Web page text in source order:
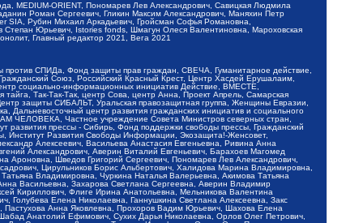
MEDIUM-ORIENT, Пономарев Лев Александрович, Савицкая Людмила
Роман Сергеевич, Гликин Максим Александрович, Маняхин Петр
Рубин Михаил Аркадьевич, Гройсман Софья Романовна,
Юрьевич, Istories fonds, Шмагун Олеся Валентиновна, Мароховская
Главный редактор 2021, Вега 2021
СПИДа, Фонд защиты прав граждан, СВЕЧА, Гуманитарное действие,
Союз, Российский Красный Крест, Центр Хасдей Ерушалаим,
социально-информационных инициатив Действие, ВМЕСТЕ,
Так-Так-Так, центр Сова, центр Анна, Проект Апрель, Самарская
защиты СИБАЛЬТ, Уральская правозащитная группа, Женщины Евразии,
Дальневосточный центр развития гражданских инициатив и социального
ЧЕЛОВЕКА, Частное учреждение Совета Министров северных стран,
прессы - Сибирь, Фонд поддержки свободы прессы, Гражданский
Институт Развития Свободы Информации, Экозащита!-Женсовет,
Алексеевич, Васильева Анастасия Евгеньевна, Ривина Анна
Александрович, Аверин Виталий Евгеньевич, Барахоев Магомед
Шведов Григорий Сергеевич, Пономарев Лев Александрович,
Цирульников Борис Альбертович, Халидова Марина Владимировна,
Владимировна, Чуркина Наталья Валерьевна, Акимова Татьяна
Васильевна, Захарова Светлана Сергеевна, Аверин Владимир
Кириллович, Флиге Ирина Анатольевна, Мельникова Валентина
Елена Николаевна, Ганнушкина Светлана Алексеевна, Закс
Анна Яковлевна, Прохоров Вадим Юрьевич, Шахова Елена
Анатолий Ефимович, Сухих Дарья Николаевна, Орлов Олег Петрович,